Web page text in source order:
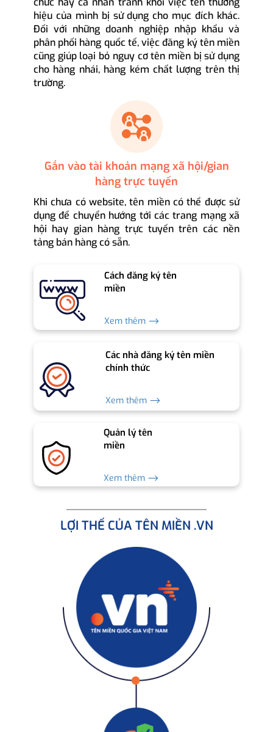
hiệu của mình bị sử dụng cho mục đích khác.
Đối với những doanh nghiệp nhập khẩu và
phân phối hàng quốc tế, việc đăng ký tên miền
cũng giúp loại bỏ nguy cơ tên miền bị sử dụng
cho hàng nhái, hàng kém chất lượng trên thị
trường.
Gắn vào tài khoản mạng xã hội/gian
hàng trực tuyến
Khi chưa có website, tên miền có thể được sử
dụng để chuyển hướng tới các trang mạng xã
hội hay gian hàng trực tuyến trên các nền
tảng bán hàng có sẵn.
Cách đăng ký tên
miền
Xem thêm ⟶
Các nhà đăng ký tên miền
chính thức
Xem thêm ⟶
Quản lý tên
miền
Xem thêm ⟶
LỢI THẾ CỦA TÊN MIỀN .VN